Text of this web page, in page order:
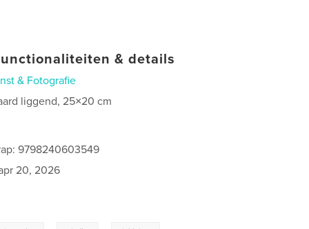
& details
& Fotografie
liggend, 25×20 cm
9798240603549
20, 2026